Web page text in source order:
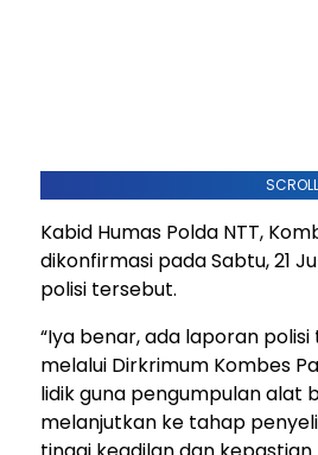
Kabid Humas Polda NTT,
dikonfirmasi pada Sabtu, 21
polisi tersebut.
“Iya benar, ada laporan
melalui Dirkrimum Kombes
lidik guna pengumpulan alat
melanjutkan ke tahap